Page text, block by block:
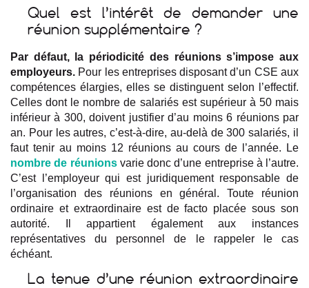
Quel est l’intérêt de demander une
réunion supplémentaire ?
Par défaut, la périodicité des réunions s’impose aux
employeurs. Pour les entreprises disposant d’un CSE aux
compétences élargies, elles se distinguent selon l’effectif.
Celles dont le nombre de salariés est supérieur à 50 mais
inférieur à 300, doivent justifier d’au moins 6 réunions par
an. Pour les autres, c’est-à-dire, au-delà de 300 salariés, il
faut tenir au moins 12 réunions au cours de l’année. Le
nombre de réunionsvarie donc d’une entreprise à l’autre.
C’est l’employeur qui est juridiquement responsable de
l’organisation des réunions en général. Toute réunion
ordinaire et extraordinaire est de facto placée sous son
autorité. Il appartient également aux instances
représentatives du personnel de le rappeler le cas
échéant.
La tenue d’une réunion extraordinaire